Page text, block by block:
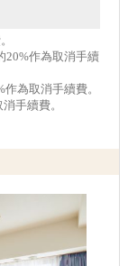
20%作為取消手續
為取消手續費。
手續費。